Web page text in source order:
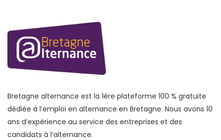
Bretagne alternance est la 1ère plateforme 100 % gratuite
dédiée à l’emploi en alternance en Bretagne. Nous avons 10
ans d’expérience au service des entreprises et des
candidats à l’alternance.